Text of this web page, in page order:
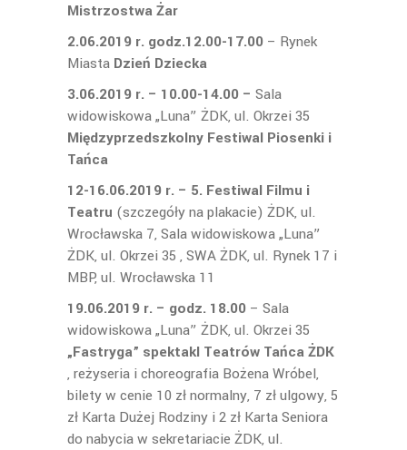
Mistrzostwa Żar
2.06.2019 r. godz.12.00-17.00 – Rynek
Miasta Dzień Dziecka
3.06.2019 r. – 10.00-14.00 – Sala
widowiskowa „Luna” ŻDK, ul. Okrzei 35
Międzyprzedszkolny Festiwal Piosenki i
Tańca
12-16.06.2019 r. – 5. Festiwal Filmu i
Teatru (szczegóły na plakacie) ŻDK, ul.
Wrocławska 7, Sala widowiskowa „Luna”
ŻDK, ul. Okrzei 35 , SWA ŻDK, ul. Rynek 17 i
MBP, ul. Wrocławska 11
19.06.2019 r. – godz. 18.00 – Sala
widowiskowa „Luna” ŻDK, ul. Okrzei 35
„Fastryga” spektakl Teatrów Tańca ŻDK
, reżyseria i choreografia Bożena Wróbel,
bilety w cenie 10 zł normalny, 7 zł ulgowy, 5
zł Karta Dużej Rodziny i 2 zł Karta Seniora
do nabycia w sekretariacie ŻDK, ul.